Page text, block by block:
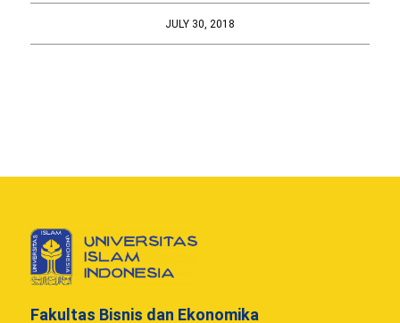
JULY 30, 2018
Fakultas Bisnis dan Ekonomika